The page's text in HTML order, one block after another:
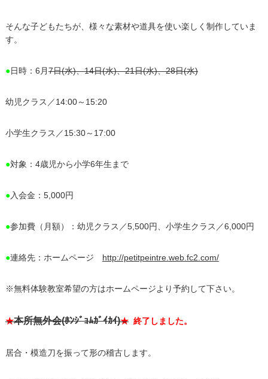
そんな子どもたちが、様々な素材や道具を使い楽しく制作していま
す。
●日時：6月7日(水)、14日(水)、21日(水)、28日(水)
幼児クラス／14:00～15:20
小学生クラス／15:30～17:00
●対象：4歳児から小学6年生まで
●入会金：5,000円
●参加費（月額）：幼児クラス／5,500円、小学生クラス／6,000円
●連絡先：ホームページ http://petitpeintre.web.fc2.com/
※無料体験教室希望の方はホームページより予約して下さい。
★本所無外会(ﾎﾝｼﾞｮﾑｶﾞｲｶｲ)★終了しました。
居合・模造刀を振って形の稽古します。